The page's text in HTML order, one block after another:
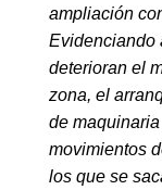
ampliación
Evidenciando
deterioran el
zona, el
de
movimientos
los que se